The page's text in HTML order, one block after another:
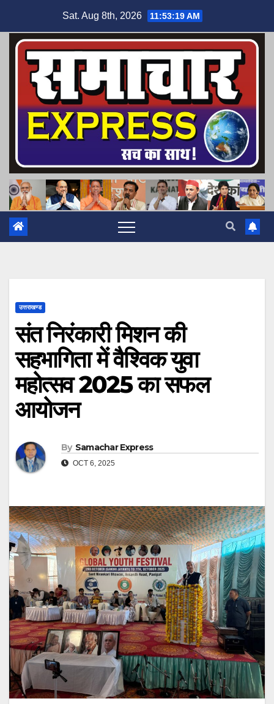
content
Sat. Aug 8th, 2026 11:53:20 AM
उत्तराखण्ड
संत निरंकारी मिशन की
सहभागिता में वैश्विक युवा
महोत्सव 2025 का सफल
आयोजन
By Samachar Express
OCT 6, 2025